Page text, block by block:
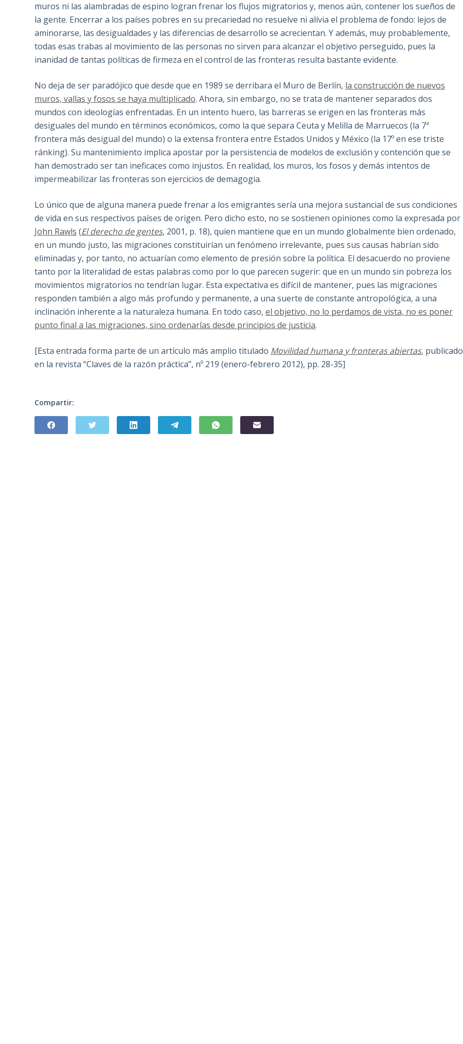
muros ni las alambradas de espino logran frenar los flujos migratorios y, menos aún, contener los sueños de
la gente. Encerrar a los países pobres en su precariedad no resuelve ni alivia el problema de fondo: lejos de
aminorarse, las desigualdades y las diferencias de desarrollo se acrecientan. Y además, muy probablemente,
todas esas trabas al movimiento de las personas no sirven para alcanzar el objetivo perseguido, pues la
inanidad de tantas políticas de firmeza en el control de las fronteras resulta bastante evidente.
No deja de ser paradójico que desde que en 1989 se derribara el Muro de Berlín, la construcción de nuevos
muros, vallas y fosos se haya multiplicado. Ahora, sin embargo, no se trata de mantener separados dos
mundos con ideologías enfrentadas. En un intento huero, las barreras se erigen en las fronteras más
desiguales del mundo en términos económicos, como la que separa Ceuta y Melilla de Marruecos (la 7ª
frontera más desigual del mundo) o la extensa frontera entre Estados Unidos y México (la 17º en ese triste
ránking). Su mantenimiento implica apostar por la persistencia de modelos de exclusión y contención que se
han demostrado ser tan ineficaces como injustos. En realidad, los muros, los fosos y demás intentos de
impermeabilizar las fronteras son ejercicios de demagogia.
Lo único que de alguna manera puede frenar a los emigrantes sería una mejora sustancial de sus condiciones
de vida en sus respectivos países de origen. Pero dicho esto, no se sostienen opiniones como la expresada por
John Rawls (El derecho de gentes, 2001, p. 18), quien mantiene que en un mundo globalmente bien ordenado,
en un mundo justo, las migraciones constituirían un fenómeno irrelevante, pues sus causas habrían sido
eliminadas y, por tanto, no actuarían como elemento de presión sobre la política. El desacuerdo no proviene
tanto por la literalidad de estas palabras como por lo que parecen sugerir: que en un mundo sin pobreza los
movimientos migratorios no tendrían lugar. Esta expectativa es difícil de mantener, pues las migraciones
responden también a algo más profundo y permanente, a una suerte de constante antropológica, a una
inclinación inherente a la naturaleza humana. En todo caso,el objetivo, no lo perdamos de vista, no es poner
punto final a las migraciones, sino ordenarlas desde principios de justicia.
[Esta entrada forma parte de un artículo más amplio titulado Movilidad humana y fronteras abiertas, publicado
en la revista “Claves de la razón práctica”, nº 219 (enero-febrero 2012), pp. 28-35]
Compartir: